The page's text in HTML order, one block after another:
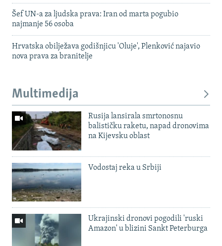
Šef UN-a za ljudska prava: Iran od marta pogubio
najmanje 56 osoba
Hrvatska obilježava godišnjicu 'Oluje', Plenković najavio
nova prava za branitelje
Multimedija
Rusija lansirala smrtonosnu
balističku raketu, napad dronovima
na Kijevsku oblast
Vodostaj reka u Srbiji
Ukrajinski dronovi pogodili 'ruski
Amazon' u blizini Sankt Peterburga